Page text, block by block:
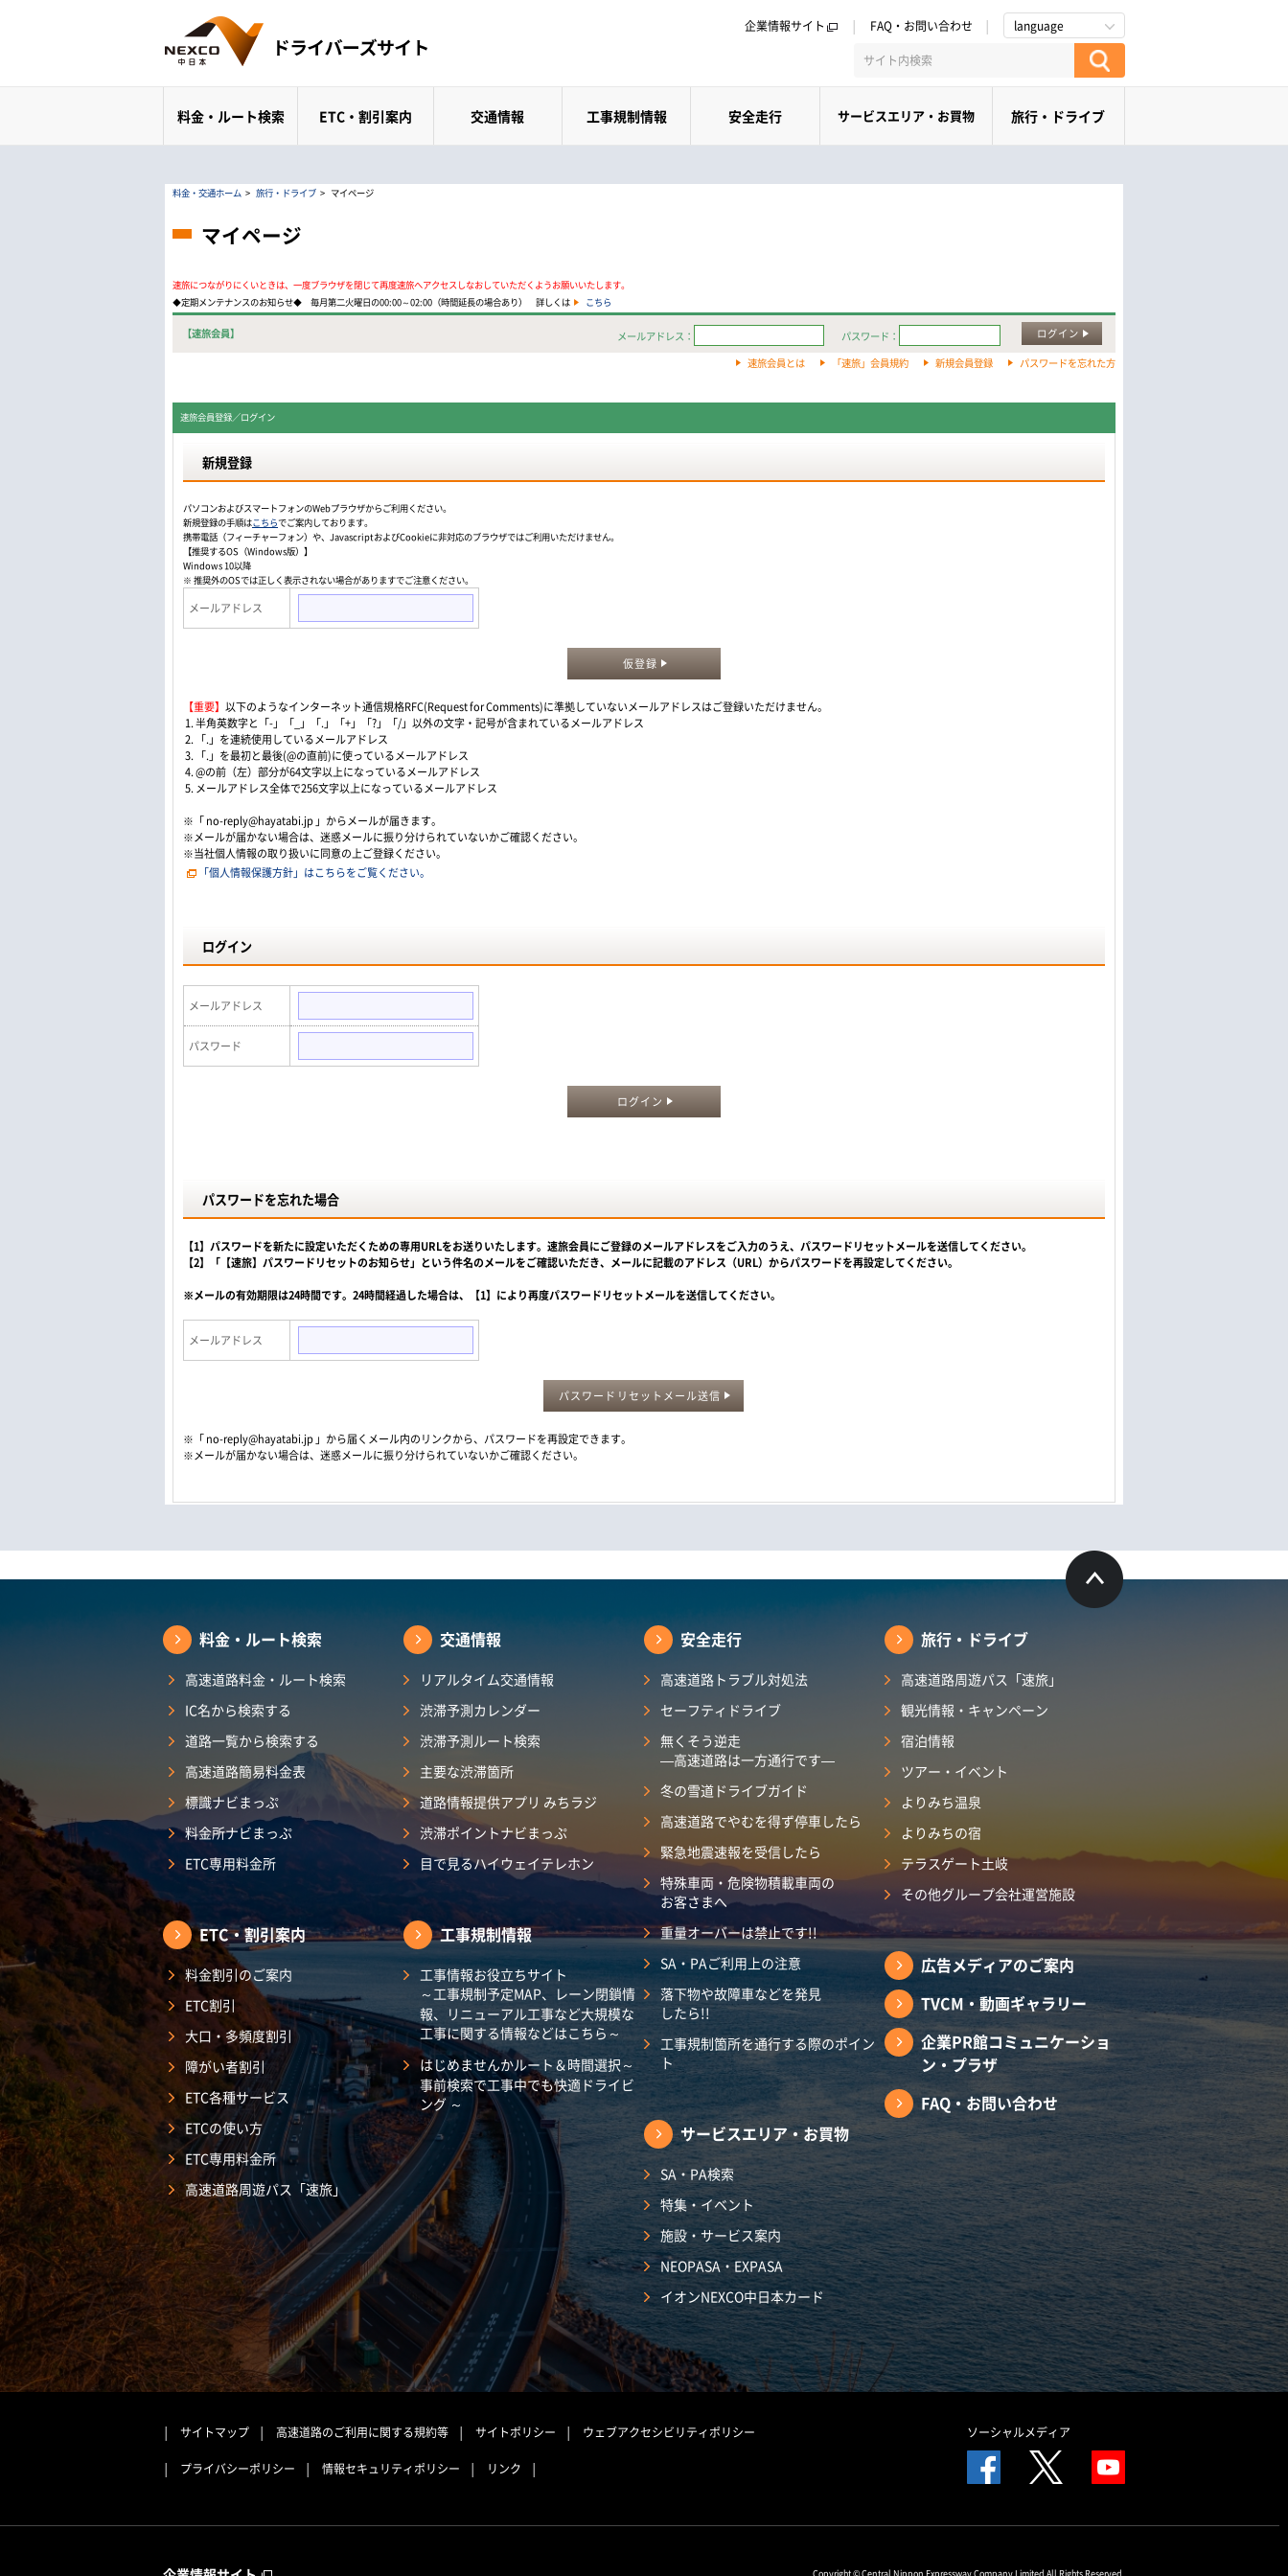
企業情報サイト FAQ・お問い合わせ language
料金・ルート検索 ETC・割引案内 交通情報 工事規制情報 安全走行 サービスエリア・お買物 旅行・ドライブ
料金・交通ホーム > 旅行・ドライブ > マイページ
マイページ
速旅につながりにくいときは、一度ブラウザを閉じて再度速旅へアクセスしなおしていただくようお願いいたします。
◆定期メンテナンスのお知らせ◆ 毎月第二火曜日の00:00～02:00（時間延長の場合あり） 詳しくは
こちら
【速旅会員】 メールアドレス： パスワード： ログイン
速旅会員とは 「速旅」会員規約 新規会員登録 パスワードを忘れた方
速旅会員登録／ログイン
新規登録
パソコンおよびスマートフォンのWebプラウザからご利用ください。
新規登録の手順はこちらでご案内しております。
携帯電話（フィーチャーフォン）や、JavascriptおよびCookieに非対応のブラウザではご利用いただけません。
【推奨するOS（Windows版）】
Windows 10以降
※ 推奨外のOSでは正しく表示されない場合がありますでご注意ください。
メールアドレス
仮登録
【重要】 以下のようなインターネット通信規格RFC(Request for Comments)に準拠していないメールアドレスはご登録いただけません。
1. 半角英数字と「-」「_」「.」「+」「?」「/」以外の文字・記号が含まれているメールアドレス
2. 「.」を連続使用しているメールアドレス
3. 「.」を最初と最後(@の直前)に使っているメールアドレス
4. @の前（左）部分が64文字以上になっているメールアドレス
5. メールアドレス全体で256文字以上になっているメールアドレス
※「 no-reply@hayatabi.jp 」からメールが届きます。
※メールが届かない場合は、迷惑メールに振り分けられていないかご確認ください。
※当社個人情報の取り扱いに同意の上ご登録ください。
「個人情報保護方針」はこちらをご覧ください。
ログイン
メールアドレス
パスワード
ログイン
パスワードを忘れた場合
【1】パスワードを新たに設定いただくための専用URLをお送りいたします。速旅会員にご登録のメールアドレスをご入力のうえ、パスワードリセットメールを送信してください。
【2】「【速旅】パスワードリセットのお知らせ」という件名のメールをご確認いただき、メールに記載のアドレス（URL）からパスワードを再設定してください。
※メールの有効期限は24時間です。24時間経過した場合は、【1】により再度パスワードリセットメールを送信してください。
メールアドレス
パスワードリセットメール送信
※「 no-reply@hayatabi.jp 」から届くメール内のリンクから、パスワードを再設定できます。
※メールが届かない場合は、迷惑メールに振り分けられていないかご確認ください。
料金・ルート検索
高速道路料金・ルート検索
IC名から検索する
道路一覧から検索する
高速道路簡易料金表
標識ナビまっぷ
料金所ナビまっぷ
ETC専用料金所
ETC・割引案内
料金割引のご案内
ETC割引
大口・多頻度割引
障がい者割引
ETC各種サービス
ETCの使い方
ETC専用料金所
高速道路周遊パス「速旅」
交通情報
リアルタイム交通情報
渋滞予測カレンダー​
渋滞予測ルート検索
主要な渋滞箇所
道路情報提供アプリ みちラジ
渋滞ポイントナビまっぷ
目で見るハイウェイテレホン
工事規制情報
工事情報お役立ちサイト
～工事規制予定MAP、レーン閉鎖情
報、リニューアル工事など大規模な
工事に関する情報などはこちら～
はじめませんかルート＆時間選択～
事前検索で工事中でも快適ドライビ
ング ～
安全走行
高速道路トラブル対処法
セーフティドライブ
無くそう逆走
―高速道路は一方通行です―
冬の雪道ドライブガイド
高速道路でやむを得ず停車したら
緊急地震速報を受信したら
特殊車両・危険物積載車両の
お客さまへ
重量オーバーは禁止です!!
SA・PAご利用上の注意
落下物や故障車などを発見
したら!!
工事規制箇所を通行する際のポイン
ト
サービスエリア・お買物
SA・PA検索
特集・イベント
施設・サービス案内
NEOPASA・EXPASA
イオンNEXCO中日本カード
旅行・ドライブ
高速道路周遊パス「速旅」
観光情報・キャンペーン
宿泊情報
ツアー・イベント
よりみち温泉
よりみちの宿
テラスゲート土岐
その他グループ会社運営施設
広告メディアのご案内
TVCM・動画ギャラリー
企業PR館コミュニケーショ
ン・プラザ
FAQ・お問い合わせ
サイトマップ 高速道路のご利用に関する規約等 サイトポリシー ウェブアクセシビリティポリシー
プライバシーポリシー 情報セキュリティポリシー リンク
ソーシャルメディア